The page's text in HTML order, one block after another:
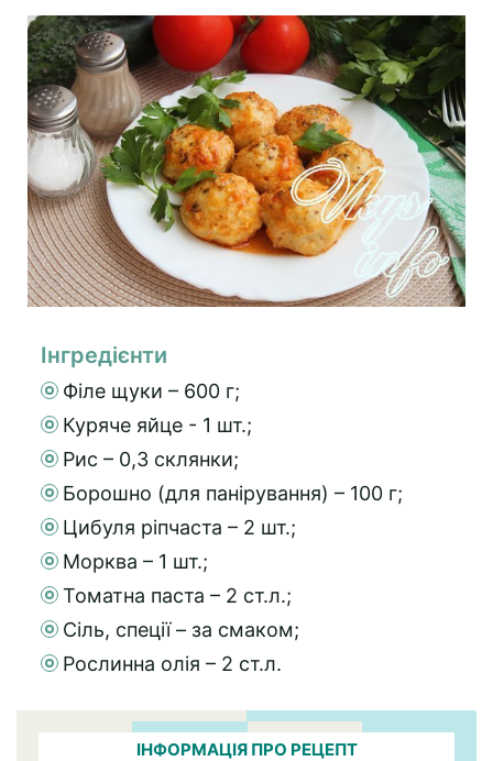
Інгредієнти
Філе щуки – 600 г;
Куряче яйце - 1 шт.;
Рис – 0,3 склянки;
Борошно (для панірування) – 100 г;
Цибуля ріпчаста – 2 шт.;
Морква – 1 шт.;
Томатна паста – 2 ст.л.;
Сіль, спеції – за смаком;
Рослинна олія – 2 ст.л.
ІНФОРМАЦІЯ ПРО РЕЦЕПТ